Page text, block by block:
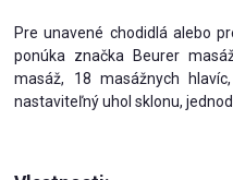
Pre unavené chodidlá alebo
ponúka značka Beurer
masáž, 18 masážnych
nastaviteľný uhol sklonu,